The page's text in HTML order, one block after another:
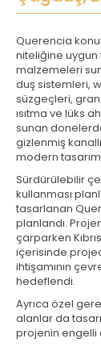
Querencia
niteliğine uygun
malzemeleri
duş sistemleri,
süzgeçleri,
ısıtma ve lüks
sunan
gizlenmiş
modern
Sürdürülebilir
kullanması
tasarlanan
planlandı.
çarparken
içerisinde
ihtişamının
hedeflendi.
Ayrıca özel
alanlar da
projenin engelli